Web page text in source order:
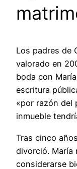
Los padres de
valorado en
boda con
escritura
«por razón del
inmueble
Tras cinco
divorció. María
considerarse